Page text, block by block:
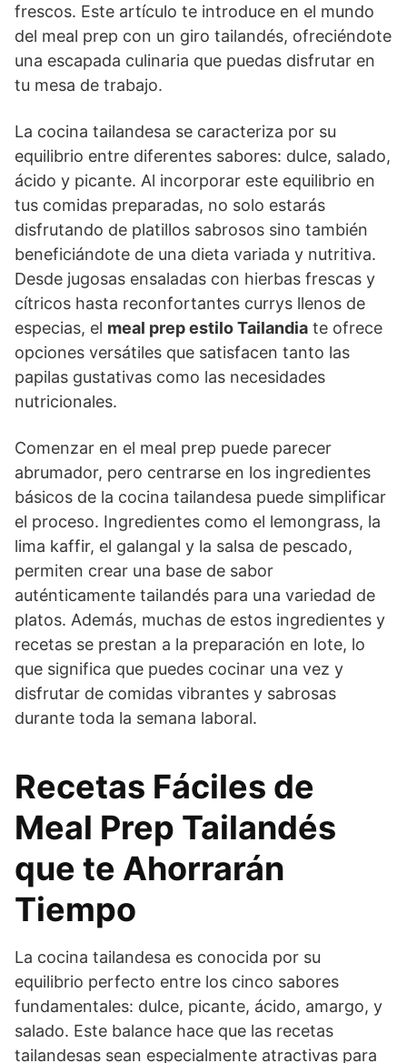
frescos. Este artículo te introduce en el mundo
del meal prep con un giro tailandés, ofreciéndote
una escapada culinaria que puedas disfrutar en
tu mesa de trabajo.
La cocina tailandesa se caracteriza por su
equilibrio entre diferentes sabores: dulce, salado,
ácido y picante. Al incorporar este equilibrio en
tus comidas preparadas, no solo estarás
disfrutando de platillos sabrosos sino también
beneficiándote de una dieta variada y nutritiva.
Desde jugosas ensaladas con hierbas frescas y
cítricos hasta reconfortantes currys llenos de
especias, el meal prep estilo Tailandia te ofrece
opciones versátiles que satisfacen tanto las
papilas gustativas como las necesidades
nutricionales.
Comenzar en el meal prep puede parecer
abrumador, pero centrarse en los ingredientes
básicos de la cocina tailandesa puede simplificar
el proceso. Ingredientes como el lemongrass, la
lima kaffir, el galangal y la salsa de pescado,
permiten crear una base de sabor
auténticamente tailandés para una variedad de
platos. Además, muchas de estos ingredientes y
recetas se prestan a la preparación en lote, lo
que significa que puedes cocinar una vez y
disfrutar de comidas vibrantes y sabrosas
durante toda la semana laboral.
Recetas Fáciles de
Meal Prep Tailandés
que te Ahorrarán
Tiempo
La cocina tailandesa es conocida por su
equilibrio perfecto entre los cinco sabores
fundamentales: dulce, picante, ácido, amargo, y
salado. Este balance hace que las recetas
tailandesas sean especialmente atractivas para